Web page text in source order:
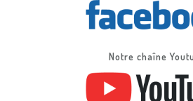
Notre chaîne